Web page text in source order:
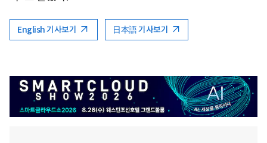
English 기사보기 日本語 기사보기